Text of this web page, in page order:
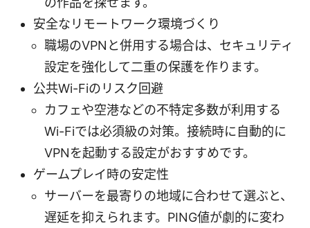
安全なリモートワーク環境づくり
職場のVPNと併用する場合は、セキュリティ
設定を強化して二重の保護を作ります。
公共Wi-Fiのリスク回避
カフェや空港などの不特定多数が利用する
Wi-Fiでは必須級の対策。接続時に自動的に
VPNを起動する設定がおすすめです。
ゲームプレイ時の安定性
サーバーを最寄りの地域に合わせて選ぶと、
遅延を抑えられます。PING値が劇的に変わ